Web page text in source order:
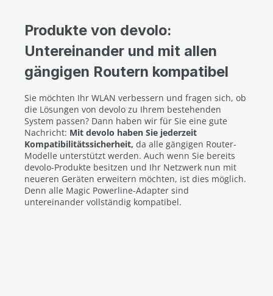
Produkte von devolo:
Untereinander und mit allen
gängigen Routern kompatibel
Sie möchten Ihr WLAN verbessern und fragen sich, ob
die Lösungen von devolo zu Ihrem bestehenden
System passen? Dann haben wir für Sie eine gute
Nachricht: Mit devolo haben Sie jederzeit
Kompatibilitätssicherheit, da alle gängigen Router-
Modelle unterstützt werden. Auch wenn Sie bereits
devolo-Produkte besitzen und Ihr Netzwerk nun mit
neueren Geräten erweitern möchten, ist dies möglich.
Denn alle Magic Powerline-Adapter sind
untereinander vollständig kompatibel.